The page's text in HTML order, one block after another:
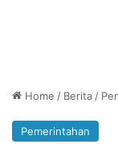
Home / Berita /
Pemerintahan